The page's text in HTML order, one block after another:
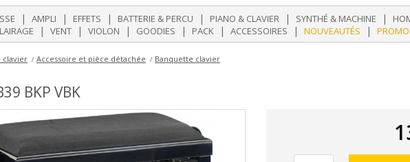
| AMPLI | EFFETS | BATTERIE & PERCU | PIANO & CLAVIER | SYNTHÉ & MACHINE |
| VENT | VIOLON | GOODIES | PACK | ACCESSOIRES | NOUVEAUTÉS | PROMO
clavier Accessoire et pièce détachée Banquette clavier
BKP VBK